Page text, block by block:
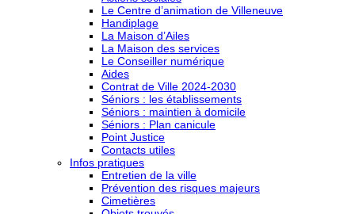
Le Centre d’animation de Villeneuve
Handiplage
La Maison d’Ailes
La Maison des services
Le Conseiller numérique
Aides
Contrat de Ville 2024-2030
Séniors : les établissements
Séniors : maintien à domicile
Séniors : Plan canicule
Point Justice
Contacts utiles
Infos pratiques
Entretien de la ville
Prévention des risques majeurs
Cimetières